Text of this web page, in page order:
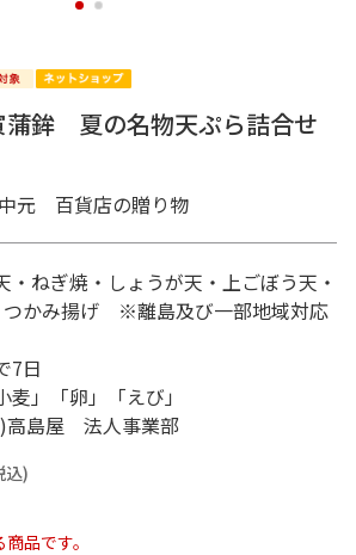
1 2
蒲鉾 夏の名物天ぷら詰合せ
元 百貨店の贈り物
ねぎ焼・しょうが天・上ごぼう天・
かみ揚げ ※離島及び一部地域対応
7日
麦」「卵」「えび」
高島屋 法人事業部
込)
品です。